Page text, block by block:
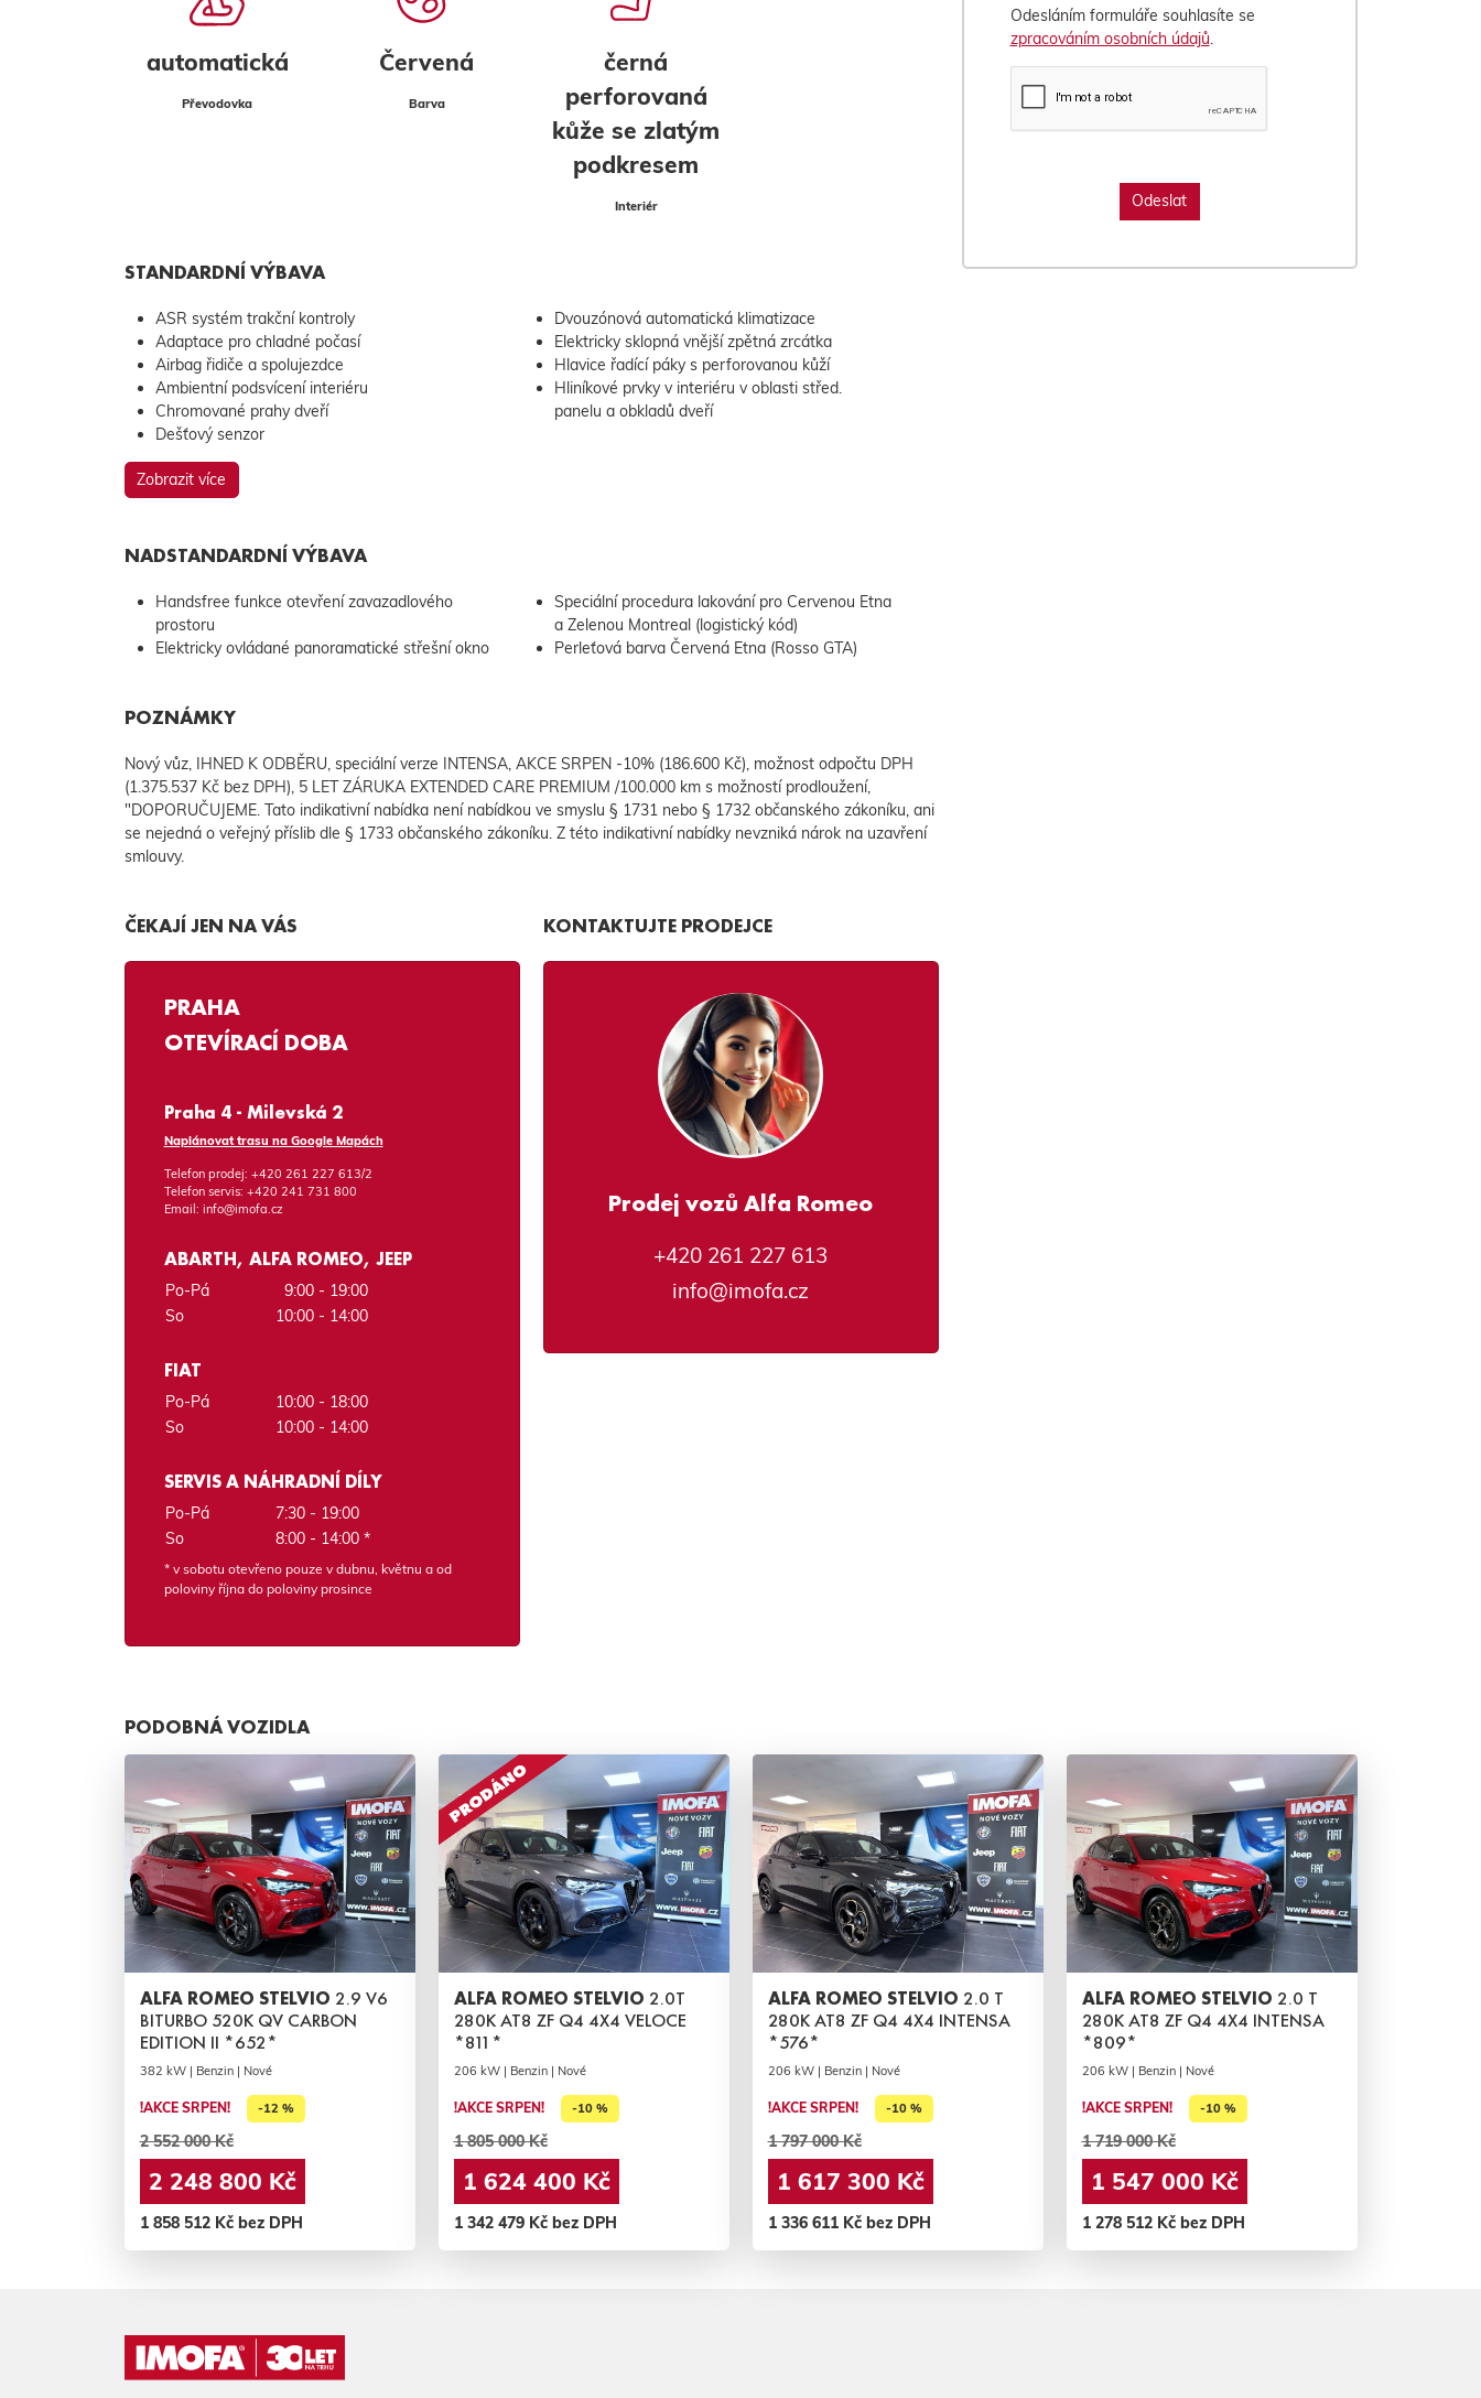
automatická
Převodovka
Červená
Barva
černá
perforovaná
kůže se zlatým
podkresem
Interiér
STANDARDNÍ VÝBAVA
ASR systém trakční kontroly
Adaptace pro chladné počasí
Airbag řidiče a spolujezdce
Ambientní podsvícení interiéru
Chromované prahy dveří
Dešťový senzor
Dvouzónová automatická klimatizace
Elektricky sklopná vnější zpětná zrcátka
Hlavice řadící páky s perforovanou kůží
Hliníkové prvky v interiéru v oblasti střed.
panelu a obkladů dveří
Zobrazit více
NADSTANDARDNÍ VÝBAVA
Handsfree funkce otevření zavazadlového
prostoru
Elektricky ovládané panoramatické střešní okno
Speciální procedura lakování pro Cervenou Etna
a Zelenou Montreal (logistický kód)
Perleťová barva Červená Etna (Rosso GTA)
POZNÁMKY
Nový vůz, IHNED K ODBĚRU, speciální verze INTENSA, AKCE SRPEN -10% (186.600 Kč), možnost odpočtu DPH
(1.375.537 Kč bez DPH), 5 LET ZÁRUKA EXTENDED CARE PREMIUM /100.000 km s možností prodloužení,
"DOPORUČUJEME. Tato indikativní nabídka není nabídkou ve smyslu § 1731 nebo § 1732 občanského zákoníku, ani
se nejedná o veřejný příslib dle § 1733 občanského zákoníku. Z této indikativní nabídky nevzniká nárok na uzavření
smlouvy.
ČEKAJÍ JEN NA VÁS
PRAHA
OTEVÍRACÍ DOBA
Praha 4 - Milevská 2
Naplánovat trasu na Google Mapách
Telefon prodej: +420 261 227 613/2
Telefon servis: +420 241 731 800
Email: info@imofa.cz
ABARTH, ALFA ROMEO, JEEP
Po-Pá
9:00 - 19:00
So
10:00 - 14:00
FIAT
Po-Pá
10:00 - 18:00
So
10:00 - 14:00
SERVIS A NÁHRADNÍ DÍLY
Po-Pá
7:30 - 19:00
So
8:00 - 14:00 *
* v sobotu otevřeno pouze v dubnu, květnu a od
poloviny října do poloviny prosince
KONTAKTUJTE PRODEJCE
Prodej vozů Alfa Romeo
+420 261 227 613
info@imofa.cz
Odesláním formuláře souhlasíte se
zpracováním osobních údajů.
PODOBNÁ VOZIDLA
ALFA ROMEO STELVIO 2.9 V6
BITURBO 520K QV CARBON
EDITION II *652*
382 kW | Benzin | Nové
!AKCE SRPEN! -12 %
2 552 000 Kč
2 248 800 Kč
1 858 512 Kč bez DPH
ALFA ROMEO STELVIO 2.0T
280K AT8 ZF Q4 4X4 VELOCE
*811*
206 kW | Benzin | Nové
!AKCE SRPEN! -10 %
1 805 000 Kč
1 624 400 Kč
1 342 479 Kč bez DPH
ALFA ROMEO STELVIO 2.0 T
280K AT8 ZF Q4 4X4 INTENSA
*576*
206 kW | Benzin | Nové
!AKCE SRPEN! -10 %
1 797 000 Kč
1 617 300 Kč
1 336 611 Kč bez DPH
ALFA ROMEO STELVIO 2.0 T
280K AT8 ZF Q4 4X4 INTENSA
*809*
206 kW | Benzin | Nové
!AKCE SRPEN! -10 %
1 719 000 Kč
1 547 000 Kč
1 278 512 Kč bez DPH